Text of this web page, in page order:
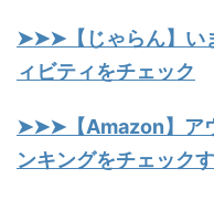
➤➤➤【じゃらん】い
ィビティをチェック
➤➤➤【Amazon】ア
ンキングをチェック